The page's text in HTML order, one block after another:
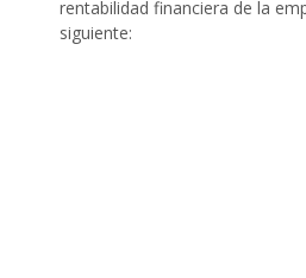
rentabilidad financiera de la
siguiente: